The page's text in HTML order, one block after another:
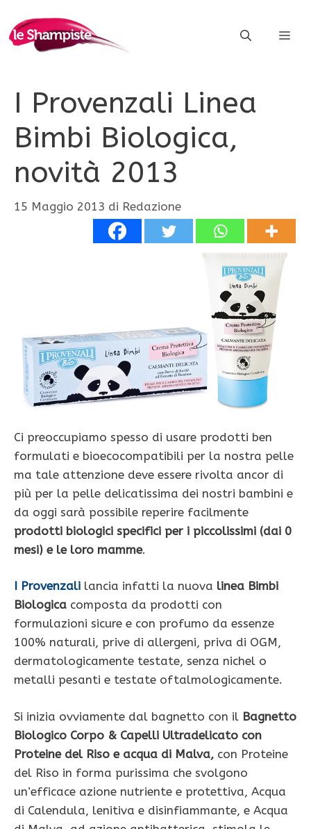
contenuto
I Provenzali Linea
Bimbi Biologica,
novità 2013
15 Maggio 2013 di Redazione
Ci preoccupiamo spesso di usare prodotti ben
formulati e bioecocompatibili per la nostra pelle
ma tale attenzione deve essere rivolta ancor di
più per la pelle delicatissima dei nostri bambini e
da oggi sarà possibile reperire facilmente
prodotti biologici specifici per i piccolissimi (dai 0
mesi) e le loro mamme.
I Provenzali lancia infatti la nuova linea Bimbi
Biologica composta da prodotti con
formulazioni sicure e con profumo da essenze
100% naturali, prive di allergeni, priva di OGM,
dermatologicamente testate, senza nichel o
metalli pesanti e testate oftalmologicamente.
Si inizia ovviamente dal bagnetto con il Bagnetto
Biologico Corpo & Capelli Ultradelicato con
Proteine del Riso e acqua di Malva, con Proteine
del Riso in forma purissima che svolgono
un’efficace azione nutriente e protettiva, Acqua
di Calendula, lenitiva e disinfiammante, e Acqua